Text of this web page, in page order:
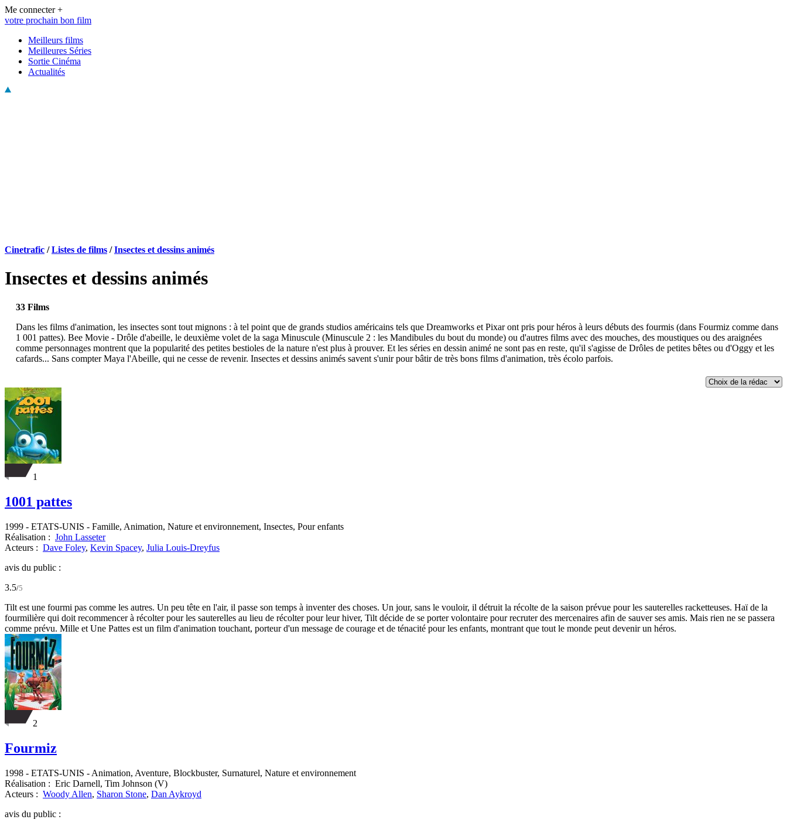
Me connecter +
votre prochain bon film
Meilleurs films
Meilleures Séries
Sortie Cinéma
Actualités
Cinetrafic /Listes de films /Insectes et dessins animés
Insectes et dessins animés
33 Films
Dans les films d'animation, les insectes sont tout mignons : à tel point que de grands studios américains tels que Dreamworks et Pixar ont pris pour héros à leurs débuts des fourmis (dans Fourmiz comme dans
1 001 pattes). Bee Movie - Drôle d'abeille, le deuxième volet de la saga Minuscule (Minuscule 2 : les Mandibules du bout du monde) ou d'autres films avec des mouches, des moustiques ou des araignées
comme personnages montrent que la popularité des petites bestioles de la nature n'est plus à prouver. Et les séries en dessin animé ne sont pas en reste, qu'il s'agisse de Drôles de petites bêtes ou d'Oggy et les
cafards... Sans compter Maya l'Abeille, qui ne cesse de revenir. Insectes et dessins animés savent s'unir pour bâtir de très bons films d'animation, très écolo parfois.
1
1001 pattes
1999 - ETATS-UNIS - Famille, Animation, Nature et environnement, Insectes, Pour enfants
Réalisation : John Lasseter
Acteurs : Dave Foley, Kevin Spacey, Julia Louis-Dreyfus
avis du public :
3.5/5
Tilt est une fourmi pas comme les autres. Un peu tête en l'air, il passe son temps à inventer des choses. Un jour, sans le vouloir, il détruit la récolte de la saison prévue pour les sauterelles racketteuses. Haï de la
fourmilière qui doit recommencer à récolter pour les sauterelles au lieu de récolter pour leur hiver, Tilt décide de se porter volontaire pour recruter des mercenaires afin de sauver ses amis. Mais rien ne se passera
comme prévu. Mille et Une Pattes est un film d'animation touchant, porteur d'un message de courage et de ténacité pour les enfants, montrant que tout le monde peut devenir un héros.
2
Fourmiz
1998 - ETATS-UNIS - Animation, Aventure, Blockbuster, Surnaturel, Nature et environnement
Réalisation : Eric Darnell, Tim Johnson (V)
Acteurs : Woody Allen, Sharon Stone, Dan Aykroyd
avis du public :